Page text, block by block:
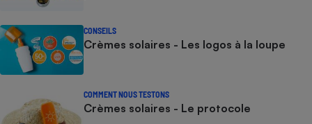
CONSEILS
Crèmes solaires - Les logos à la loupe
COMMENT NOUS TESTONS
Crèmes solaires - Le protocole